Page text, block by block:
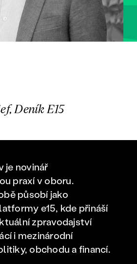
Deník E15
je novinář
praxí v oboru.
působí jako
e15, kde přináší
zpravodajství
i mezinárodní
obchodu a financí.